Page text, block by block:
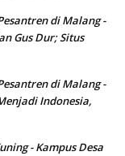
di Malang -
Gus Dur; Situs
di Malang -
Indonesia,
- Kampus Desa